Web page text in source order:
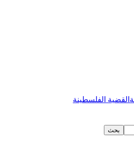
القضية الفلسطينة